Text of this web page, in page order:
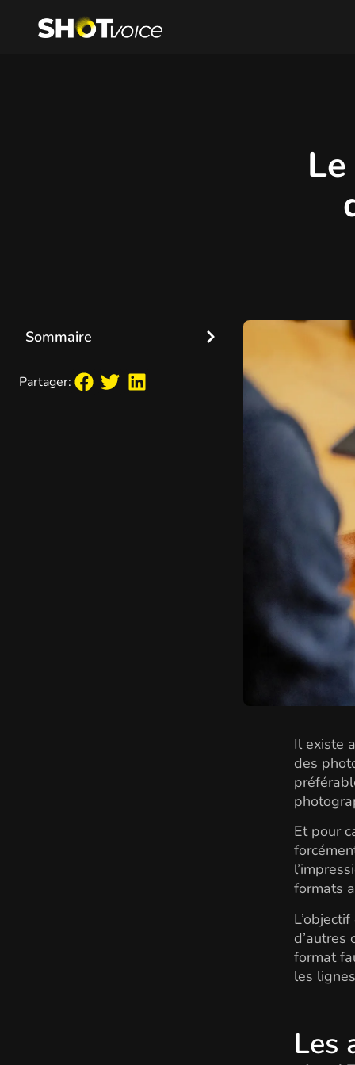
Sommaire
Partager:
Il existe
des
Et pour
formats
d’autres
format
les
Les